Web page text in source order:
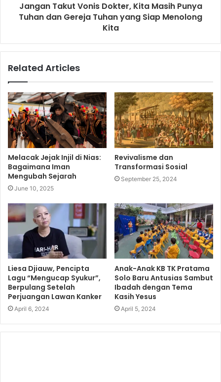
Jangan Takut Vonis Dokter, Kita Masih Punya
Tuhan dan Gereja Tuhan yang Siap Menolong
Kita
Related Articles
Melacak Jejak Injil di Nias:
Bagaimana Iman
Mengubah Sejarah
June 10, 2025
Revivalisme dan
Transformasi Sosial
September 25, 2024
Liesa Djiauw, Pencipta
Lagu “Mengucap Syukur”,
Berpulang Setelah
Perjuangan Lawan Kanker
April 6, 2024
Anak-Anak KB TK Pratama
Solo Baru Antusias Sambut
Ibadah dengan Tema
Kasih Yesus
April 5, 2024